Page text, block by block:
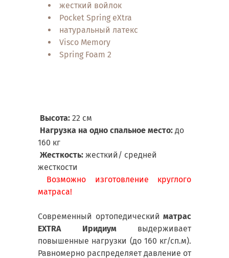
жесткий войлок
Pocket Spring eXtra
натуральный латекс
Visco Memory
Spring Foam 2
Высота: 22 см
Нагрузка на одно спальное место: до
160 кг
Жесткость: жесткий/ средней
жесткости
Возможно изготовление круглого
матраса!
Современный ортопедический матрас
EXTRA Иридиум выдерживает
повышенные нагрузки (до 160 кг/сп.м).
Равномерно распределяет давление от